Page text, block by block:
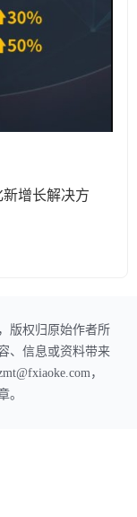
增长解决方
版权归原始作者所
、信息或资料带来
，
。